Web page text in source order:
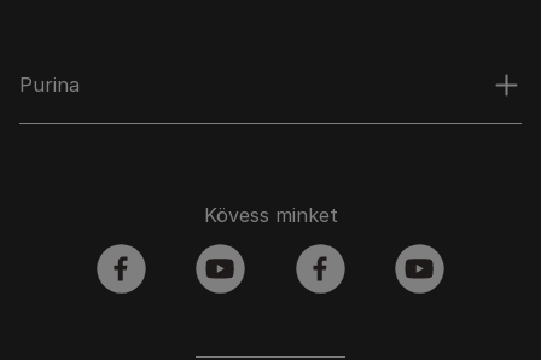
Purina
Kövess minket
facebook youtube facebook youtube